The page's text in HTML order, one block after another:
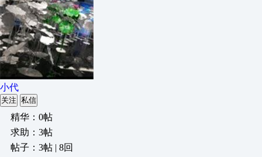
小代
关注 私信
精华：0帖
求助：3帖
帖子：3帖 | 8回